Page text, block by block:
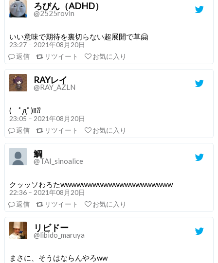
ろびん（ADHD）
@2525rovin
いい意味で期待を裏切らない超展開で草🤗
23:27 – 2021年08月20日
返信
リツイート お気に入り
RAYレイ
@RAY_AZLN
( ﾟдﾟ)‼︎⁇
23:05 – 2021年08月20日
返信
リツイート お気に入り
鯛
@TAI_sinoalice
クッッソわろたwwwwwwwwwwwwwwwwwwwww
22:36 – 2021年08月20日
返信
リツイート お気に入り
リビドー
@libido_maruya
まさに、そうはならんやろww